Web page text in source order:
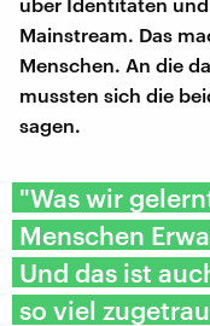
Mainstream. Das
Menschen. An die
mussten sich die
sagen.
"Was wir
Menschen
Und das ist
so viel